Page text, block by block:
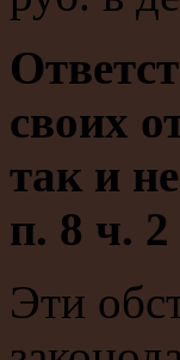
своих
так и
п. 8 ч.
Эти